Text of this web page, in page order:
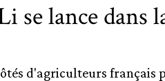
se lance dans
d'agriculteurs français